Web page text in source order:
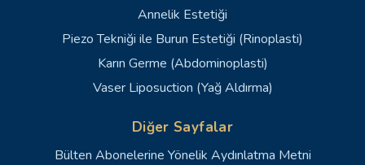
Annelik Estetiği
Piezo Tekniği ile Burun Estetiği (Rinoplasti)
Karın Germe (Abdominoplasti)
Vaser Liposuction (Yağ Aldırma)
Diğer Sayfalar
Bülten Abonelerine Yönelik Aydınlatma Metni